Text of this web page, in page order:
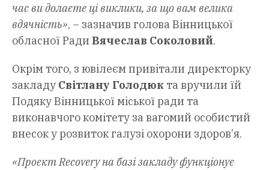
час ви долаєте ці виклики, за що вам велика
вдячність», – зазначив голова Вінницької
обласної Ради Вячеслав Соколовий.
Окрім того, з ювілеєм привітали директорку
закладу Світлану Голодюк та вручили їй
Подяку Вінницької міської ради та
виконавчого комітету за вагомий особистий
внесок у розвиток галузі охорони здоров’я.
«Проєкт Recovery на базі закладу функціонує